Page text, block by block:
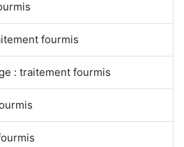
fourmis
: traitement fourmis